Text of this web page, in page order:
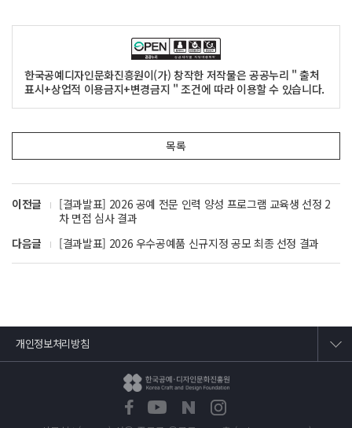
한국공예디자인문화진흥원이(가) 창작한 저작물은 공공누리 " 출처
표시+상업적 이용금지+변경금지 " 조건에 따라 이용할 수 있습니다.
목록
이전글
[결과발표] 2026 공예 전문 인력 양성 프로그램 교육생 선정 2
차 면접 심사 결과
다음글
[결과발표] 2026 우수공예품 신규지정 공모 최종 선정 결과
개인정보처리방침